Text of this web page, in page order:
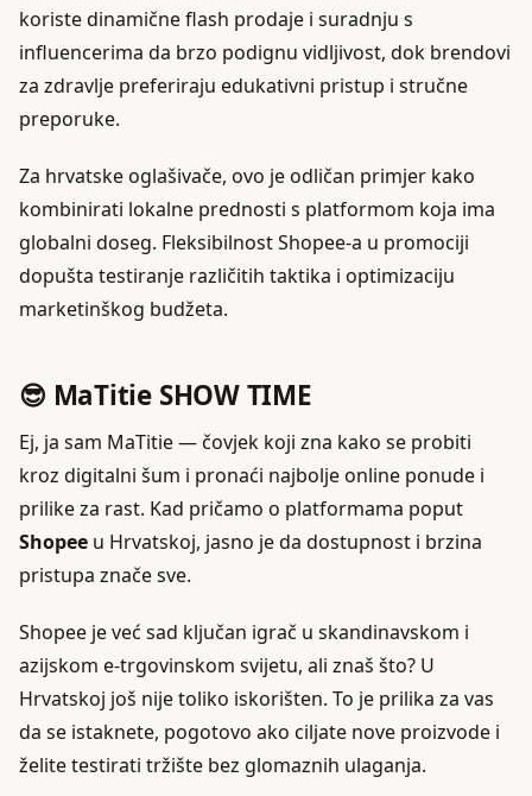
koriste dinamične flash prodaje i suradnju s
influencerima da brzo podignu vidljivost, dok brendovi
za zdravlje preferiraju edukativni pristup i stručne
preporuke.
Za hrvatske oglašivače, ovo je odličan primjer kako
kombinirati lokalne prednosti s platformom koja ima
globalni doseg. Fleksibilnost Shopee-a u promociji
dopušta testiranje različitih taktika i optimizaciju
marketinškog budžeta.
😎 MaTitie SHOW TIME
Ej, ja sam MaTitie — čovjek koji zna kako se probiti
kroz digitalni šum i pronaći najbolje online ponude i
prilike za rast. Kad pričamo o platformama poput
Shopee u Hrvatskoj, jasno je da dostupnost i brzina
pristupa znače sve.
Shopee je već sad ključan igrač u skandinavskom i
azijskom e-trgovinskom svijetu, ali znaš što? U
Hrvatskoj još nije toliko iskorišten. To je prilika za vas
da se istaknete, pogotovo ako ciljate nove proizvode i
želite testirati tržište bez glomaznih ulaganja.